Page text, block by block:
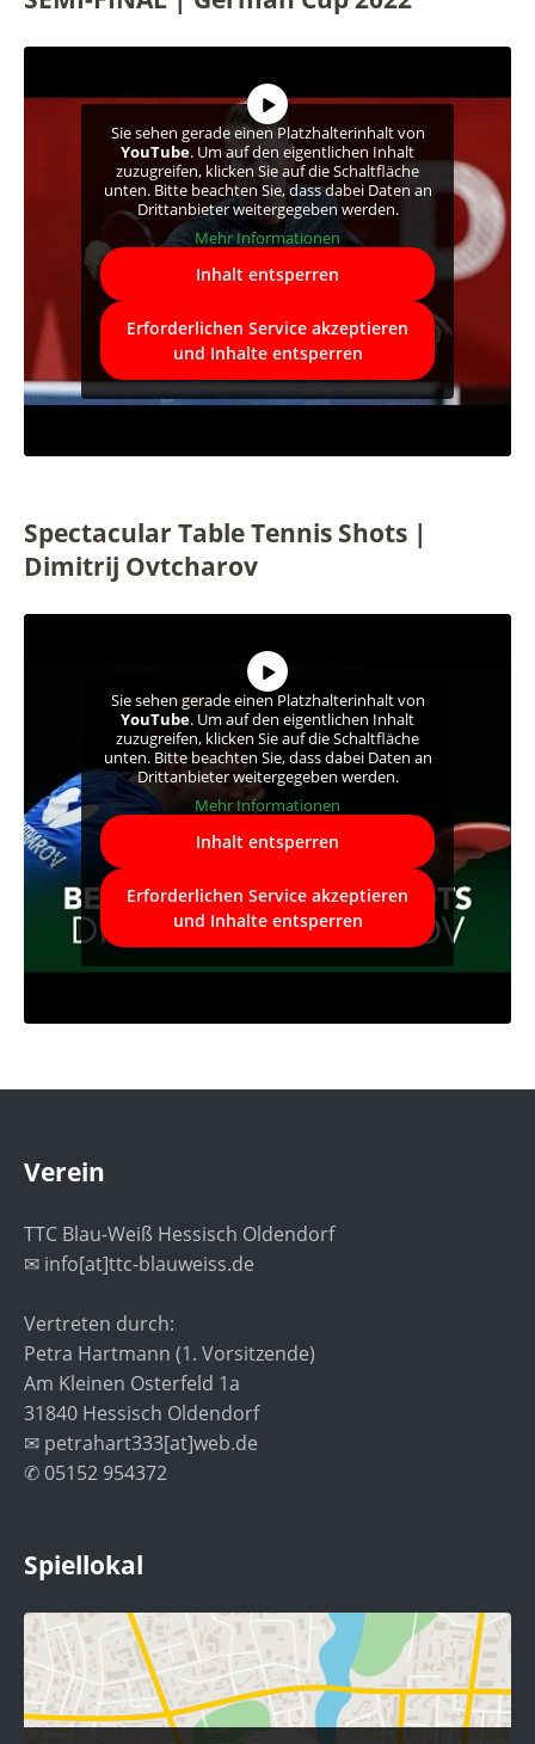
Sie sehen gerade einen Platzhalterinhalt von
YouTube. Um auf den eigentlichen Inhalt
zuzugreifen, klicken Sie auf die Schaltfläche
unten. Bitte beachten Sie, dass dabei Daten an
Drittanbieter weitergegeben werden.
Mehr Informationen
Inhalt entsperren
Erforderlichen Service akzeptieren
und Inhalte entsperren
Spectacular Table Tennis Shots |
Dimitrij Ovtcharov
Sie sehen gerade einen Platzhalterinhalt von
YouTube. Um auf den eigentlichen Inhalt
zuzugreifen, klicken Sie auf die Schaltfläche
unten. Bitte beachten Sie, dass dabei Daten an
Drittanbieter weitergegeben werden.
Mehr Informationen
Inhalt entsperren
Erforderlichen Service akzeptieren
und Inhalte entsperren
Verein
TTC Blau-Weiß Hessisch Oldendorf
✉ info[at]ttc-blauweiss.de
Vertreten durch:
Petra Hartmann (1. Vorsitzende)
Am Kleinen Osterfeld 1a
31840 Hessisch Oldendorf
✉ petrahart333[at]web.de
✆ 05152 954372
Spiellokal